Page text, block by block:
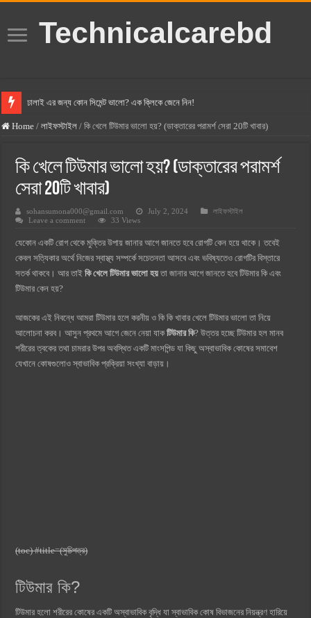
Technicalcarebd
ঢালাই এর জন্য কোন সিমেন্ট ভালো? এক ক্লিকে জেনে নিন!
বসুন্ধরা সিমেন্ট এর দাম ২০২৫
হোলসিম সিমেন্ট দাম ২০২৫
সুপারক্রিট সিমেন্ট দাম ২০২৫
জুডিশিয়াল ম্যাজিস্ট্রেট কি? জুডিশিয়াল ম্যাজিস্ট্রেট এর সুযোগ সুবিধা
ওয়ালটন মোবাইল কিস্তিতে কেনার নিয়ম ২০২৫
ওয়ালটন টিভি কিস্তিতে কেনার নিয়ম ২০২৫
গ্রামে লাভজনক ব্যবসা ২০২৫ ও গ্রামের বাজারে ব্যবসার আইডিয়া
Home / লাইফস্টাইল / কি খেলে টিউমার ভালো হয়? (ডাক্তারের পরামর্শ সেরা 20টি খাবার)
কি খেলে টিউমার ভালো হয়? (ডাক্তারের পরামর্শ
সেরা 20টি খাবার)
sohansumona000@gmail.com July 2, 2024
লাইফস্টাইল
Leave a comment
33 Views
যেকোন একটি রোগ থেকে মুক্তির উপায় জানার আগে জানতে হবে রোগটি কেন হয়ে থাকে। তবেই
কেবল সত্যিকার অর্থে নিজের স্বাস্থ্য সম্পর্কে সচেতনতা আসবে এবং ভবিষ্যতেও রোগটির বিস্তারে
সতর্ক থাকবে। আর তাইকি খেলে টিউমার ভালো হয় তা জানার আগে জানতে হবে টিউমার কি এবং
টিউমার কেন হয়?
আজকের এই নিবন্ধে আমরা টিউমার হলে করনীয় ও কি কি খাবার খেলে টিউমার ভালো তা নিয়ে
আলোচনা করব। আসুন প্রথমে আগে জেনে নেয়া যাকটিউমার কি? উত্তর হচ্ছে টিউমার হল মানব
শরীরের ত্বকের তথা চামরার উপর অবস্থিত একটি মাংসপিন্ড যা কিছু অস্বাভাবিক কোষের সমাবেশ
যেখানে কোষগুলোও স্বাভাবিক প্রক্রিয়া সংখ্যা বাড়ায়।
(toc) #title=(সুচিপত্র)
টিউমার কি?
টিউমার হলো শরীরের কোষের একটি অস্বাভাবিক বৃদ্ধি যা স্বাভাবিক কোষ বিভাজনের নিয়ন্ত্রণ হারিয়ে